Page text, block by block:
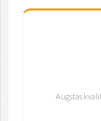
Augstas